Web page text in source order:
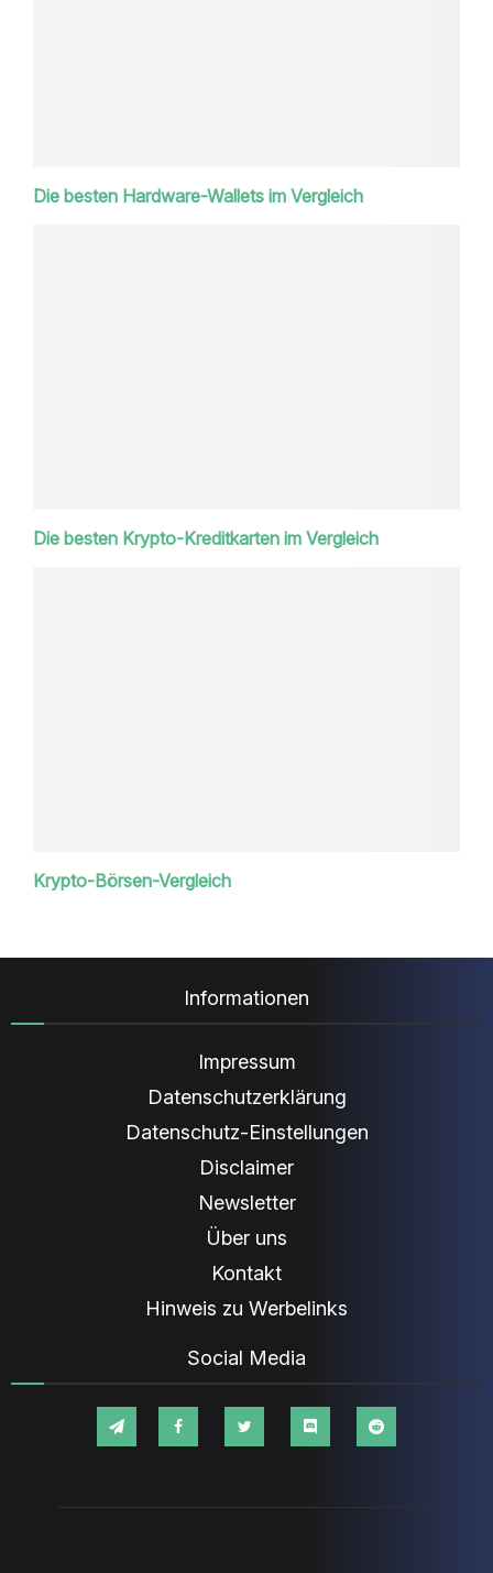
Die besten Hardware-Wallets im Vergleich
Die besten Krypto-Kreditkarten im Vergleich
Krypto-Börsen-Vergleich
Informationen
Impressum
Datenschutzerklärung
Datenschutz-Einstellungen
Disclaimer
Newsletter
Über uns
Kontakt
Hinweis zu Werbelinks
Social Media